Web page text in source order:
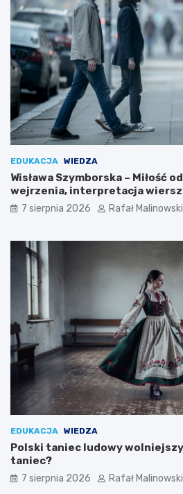
EDUKACJA WIEDZA
Wisława Szymborska – Miłość
wejrzenia, interpretacja
7 sierpnia 2026 Rafał Malinowski
EDUKACJA WIEDZA
Polski taniec ludowy
taniec?
7 sierpnia 2026 Rafał Malinowski